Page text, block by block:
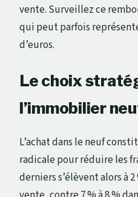
vente. Surveillez ce
qui peut parfois
d’euros.
Le choix
l’immobilier
L’achat dans le neuf
radicale pour réduire les
derniers s’élèvent alors à